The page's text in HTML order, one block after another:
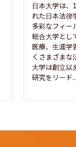
日本大学は、
れた日本法律
多彩なフィー
総合大学とし
医療、生涯学
くさまざまな
大学は創立以
研究をリード...